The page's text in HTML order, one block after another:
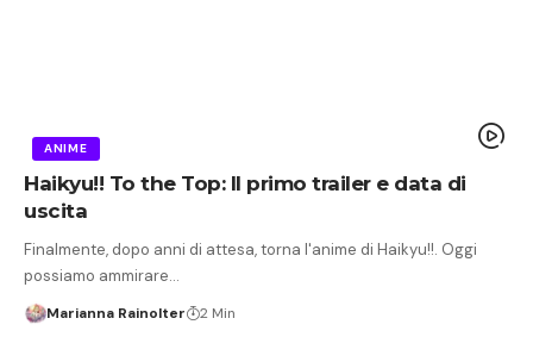
ANIME
Haikyu!! To the Top: Il primo trailer e data di
uscita
Finalmente, dopo anni di attesa, torna l'anime di Haikyu!!. Oggi
possiamo ammirare…
Marianna Rainolter 2 Min